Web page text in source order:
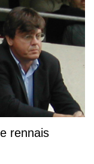
rennais